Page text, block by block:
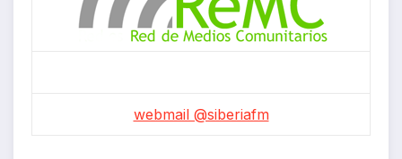
webmail @siberiafm